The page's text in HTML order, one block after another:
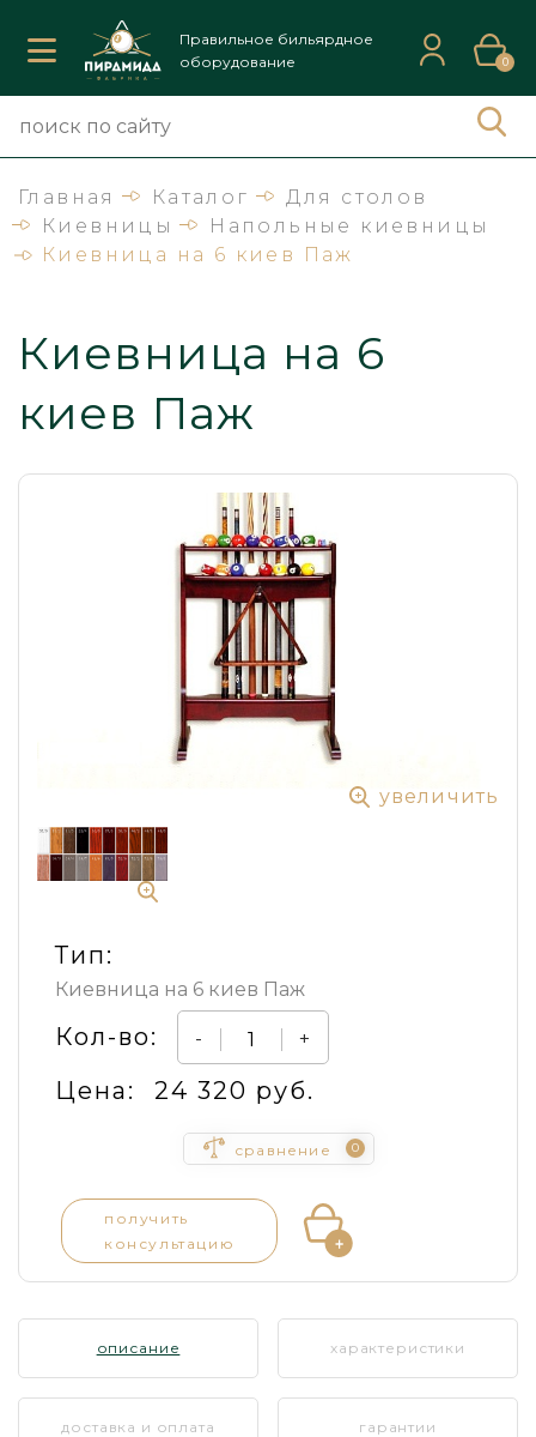
Правильное бильярдное
оборудование
0
Главная Каталог
Для столов
Киевницы
Напольные киевницы
Киевница на 6 киев Паж
Киевница на 6
киев Паж
увеличить
Тип:
Киевница на 6 киев Паж
Кол-во: - +
Цена: 24 320 руб.
сравнение 0
получить
консультацию
описание характеристики
доставка и оплата гарантии